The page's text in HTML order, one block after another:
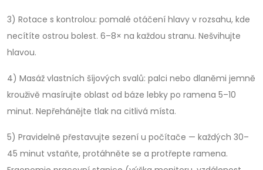
3) Rotace s kontrolou: pomalé otáčení hlavy v rozsahu, kde
necítíte ostrou bolest. 6–8× na každou stranu. Nešvihujte
hlavou.
4) Masáž vlastních šíjových svalů: palci nebo dlaněmi jemně
krouživě masírujte oblast od báze lebky po ramena 5–10
minut. Nepřehánějte tlak na citlivá místa.
5) Pravidelně přestavujte sezení u počítače — každých 30–
45 minut vstaňte, protáhněte se a protřepte ramena.